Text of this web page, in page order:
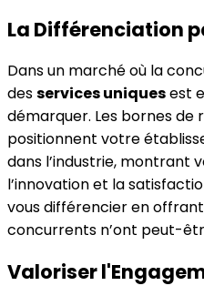
La Différenciation
Dans un marché où la
desservices uniquesest
démarquer. Les bornes
positionnent votre
dans l’industrie, montrant
l’innovation et la
vous différencier en
concurrents n’ont peut-
Valoriser